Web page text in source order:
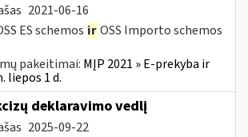
2021-06-16
ES schemos irOSS Importo schemos
pakeitimai: MĮP 2021 » E-prekyba ir
liepos 1 d.
deklaravimo vedlį
2025-09-22